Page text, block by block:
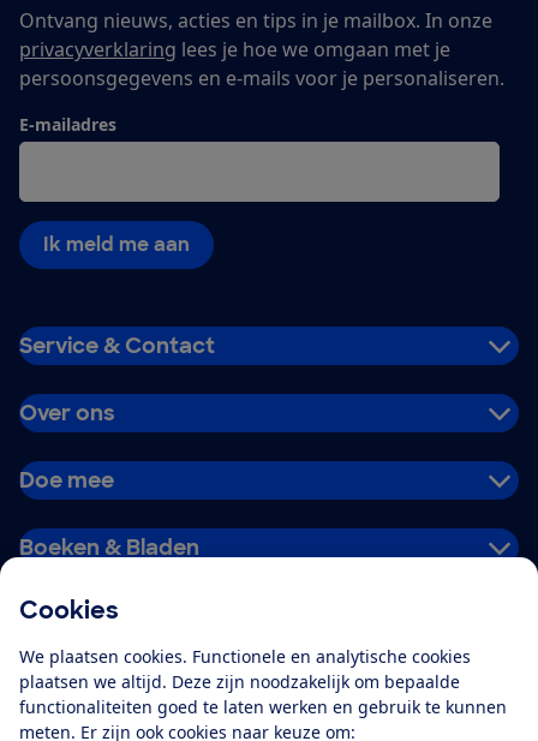
Cookies
We plaatsen cookies. Functionele en analytische cookies
plaatsen we altijd. Deze zijn noodzakelijk om bepaalde
functionaliteiten goed te laten werken en gebruik te kunnen
meten. Er zijn ook cookies naar keuze om:
Ontvang nieuws, acties en tips in je mailbox. In onze
privacyverklaring lees je hoe we omgaan met je
persoonsgegevens en e-mails voor je personaliseren.
E-mailadres
Ik meld me aan
Service & Contact
Over ons
Doe mee
Boeken & Bladen
Alles over de